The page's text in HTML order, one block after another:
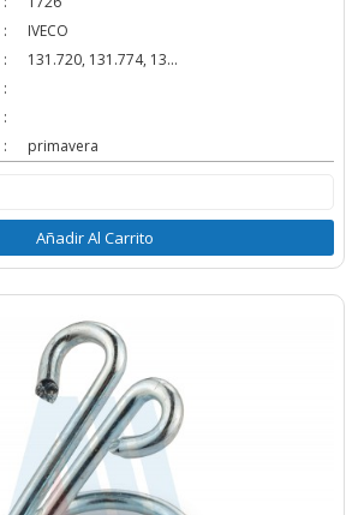
:
IVECO
:
131.720, 131.774, 13...
:
:
: primavera
Añadir Al Carrito